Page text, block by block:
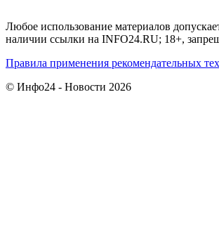
Любое использование материалов
наличии ссылки на INFO24.RU; 18+,
Правила применения рекомендательных
© Инфо24 - Новости 2026